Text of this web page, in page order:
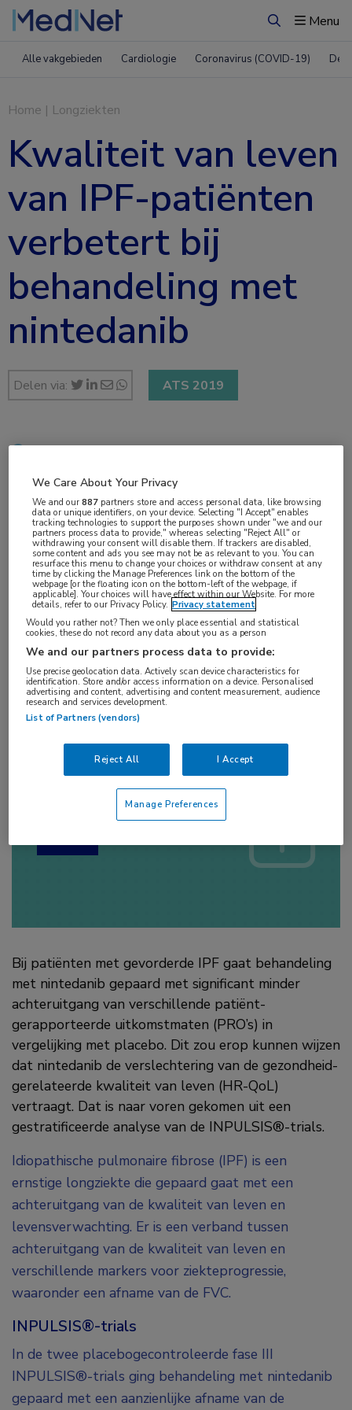
ZoekenMenu
Alle vakgebieden Cardiologie Coronavirus (COVID-19)
Home | Longziekten
Kwaliteit van leven
van IPF-patiënten
verbetert bij
behandeling met
nintedanib
Delen via: ATS 2019
Log hier in om volledige
toegang te krijgen.
Bij patiënten met gevorderde IPF gaat behandeling
met nintedanib gepaard met significant minder
achteruitgang van verschillende patiënt-
gerapporteerde uitkomstmaten (PRO’s) in
vergelijking met placebo. Dit zou erop kunnen wijzen
dat nintedanib de verslechtering van de gezondheid-
gerelateerde kwaliteit van leven (HR-QoL)
vertraagt. Dat is naar voren gekomen uit een
gestratificeerde analyse van de INPULSIS®-trials.
Idiopathische pulmonaire fibrose (IPF) is een
ernstige longziekte die gepaard gaat met een
achteruitgang van de kwaliteit van leven en
levensverwachting. Er is een verband tussen
achteruitgang van de kwaliteit van leven en
verschillende markers voor ziekteprogressie,
waaronder een afname van de FVC.
INPULSIS®-trials
In de twee placebogecontroleerde fase III
INPULSIS®-trials ging behandeling met nintedanib
gepaard met een aanzienlijke afname van de
2 min
Vakgebieden:
Longziekten
Aandachtsgebieden:
ILD
Tags:
kwaliteit van leven,nintedanib
We Care About Your Privacy
We and our887 partners store and access personal data, like browsing
data or unique identifiers, on your device. Selecting "I Accept" enables
tracking technologies to support the purposes shown under "we and our
partners process data to provide," whereas selecting "Reject All" or
withdrawing your consent will disable them. If trackers are disabled,
some content and ads you see may not be as relevant to you. You can
resurface this menu to change your choices or withdraw consent at any
time by clicking the Manage Preferences link on the bottom of the
webpage [or the floating icon on the bottom-left of the webpage, if
applicable]. Your choices will have effect within our Website. For more
details, refer to our Privacy Policy. Privacy statement
Would you rather not? Then we only place essential and statistical
cookies, these do not record any data about you as a person
We and our partners process data to provide:
Use precise geolocation data. Actively scan device characteristics for
identification. Store and/or access information on a device. Personalised
advertising and content, advertising and content measurement, audience
research and services development.
List of Partners (vendors)
Reject All I Accept
Manage Preferences